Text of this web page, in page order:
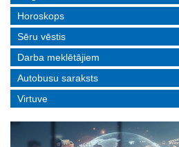
Horoskops
Sēru vēstis
Darba meklētājiem
Autobusu saraksts
Virtuve